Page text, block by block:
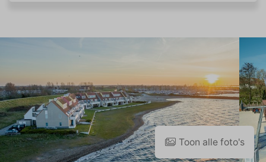
Toon alle foto's